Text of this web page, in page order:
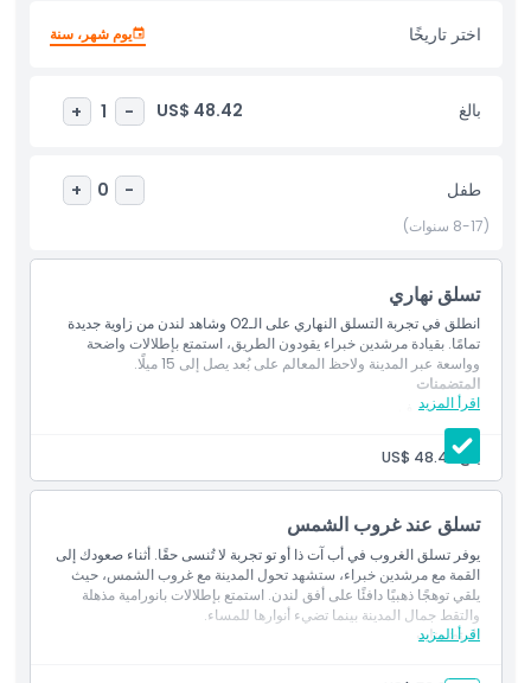
تجربة الصعود على ذا أو 2 في لندن خيار رائع للعائلات والأصدقاء أو حتى
عند الغروب أو تسلقًا عند الشفق، فكل لحظة على القمة ستكون لا تُنسى.
أبرز المعالم
المتضمنات
سياسة الأطفال والبالغين
الاستثناءات
غير مناسب لـ
ما يجب معرفته
الموقع
اختر تاريخًا يوم شهر، سنة
بالغ US$ 48.42
-
1
+
طفل -
0
+
(8-17 سنوات)
تسلق نهاري
انطلق في تجربة التسلق النهاري على الـO2 وشاهد لندن من زاوية جديدة
تمامًا. بقيادة مرشدين خبراء يقودون الطريق، استمتع بإطلالات واضحة
وواسعة عبر المدينة ولاحظ المعالم على بُعد يصل إلى 15 ميلًا.
اقرأ المزيد
المتضمنات
مرشد محترف
جميع معدات السلامة اللازمة
تجربة الصعود على الـO2
خزائن للأمتعة الشخصية
بالغ:US$ 48.42
تسلق عند غروب الشمس
يوفر تسلق الغروب في أب آت ذا أو تو تجربة لا تُنسى حقًا. أثناء صعودك إلى
القمة مع مرشدين خبراء، ستشهد تحول المدينة مع غروب الشمس، حيث
يلقي توهجًا ذهبيًا دافئًا على أفق لندن. استمتع بإطلالات بانورامية مذهلة
والتقط جمال المدينة بينما تضيء أنوارها للمساء.
اقرأ المزيد
المتضمنات
جميع معدات السلامة اللازمة